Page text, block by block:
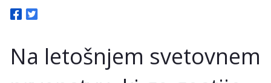
Na letošnjem svetovnem